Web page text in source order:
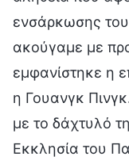
ενσάρκωσης του
ακούγαμε με
εμφανίστηκε η
η Γουανγκ
με το δάχτυλό
Εκκλησία του